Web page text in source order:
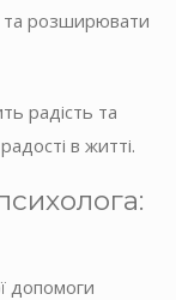
та розширювати
радість та
в житті.
допомоги